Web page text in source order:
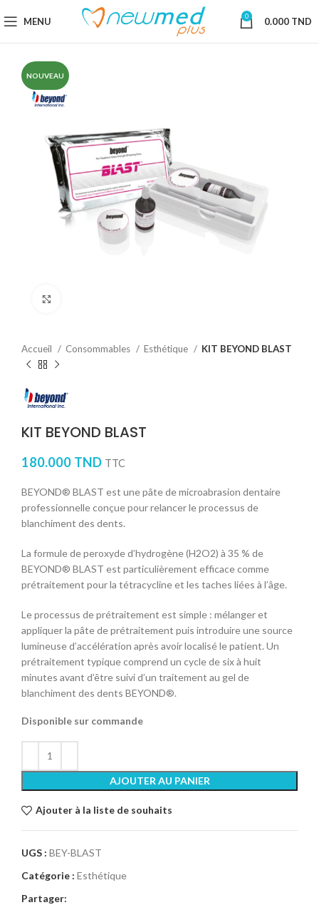
MENU 0 0.000 TND
NOUVEAU
Accueil Consommables Esthétique KIT BEYOND BLAST
KIT BEYOND BLAST
180.000 TND TTC
BEYOND® BLAST est une pâte de microabrasion dentaire
professionnelle conçue pour relancer le processus de
blanchiment des dents.
La formule de peroxyde d’hydrogène (H2O2) à 35 % de
BEYOND® BLAST est particulièrement efficace comme
prétraitement pour la tétracycline et les taches liées à l’âge.
Le processus de prétraitement est simple : mélanger et
appliquer la pâte de prétraitement puis introduire une source
lumineuse d’accélération après avoir localisé le patient. Un
prétraitement typique comprend un cycle de six à huit
minutes avant d’être suivi d’un traitement au gel de
blanchiment des dents BEYOND®.
Disponible sur commande
AJOUTER AU PANIER
Ajouter à la liste de souhaits
UGS : BEY-BLAST
Catégorie : Esthétique
Partager: